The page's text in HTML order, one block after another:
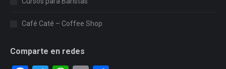
Café Caté – Coffee Shop
Comparte en redes